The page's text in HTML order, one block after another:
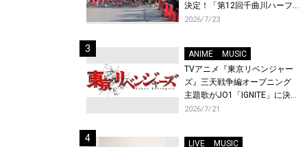
決定！「第12回千曲川ハーフ
マラソン」エントリー受付開
2026/7/23
ANIME
MUSIC
TVアニメ『東京リベンジャー
ズ』三天戦争編オープニング
主題歌がJO1「IGNITE」に決
定！メンバー全員から喜びと
2026/7/21
LIVE
MUSIC